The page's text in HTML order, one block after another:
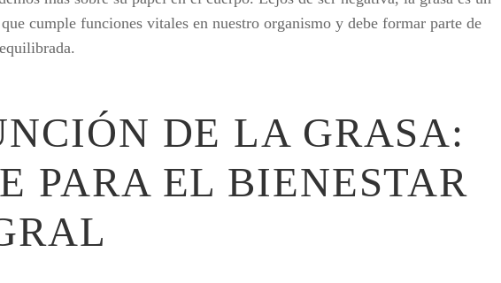
cumple funciones vitales en nuestro organismo y debe formar parte de
DE LA GRASA:
PARA EL BIENESTAR